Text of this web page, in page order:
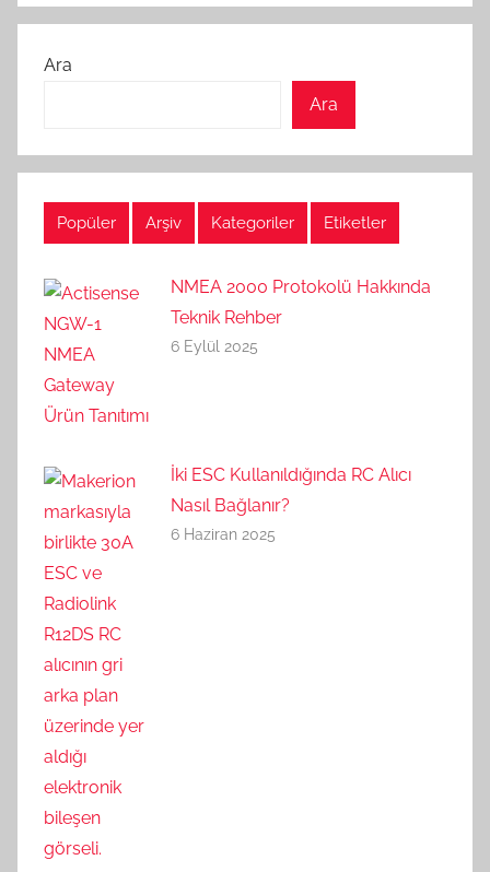
Ara
Ara
Popüler Arşiv Kategoriler Etiketler
NMEA 2000 Protokolü Hakkında
Teknik Rehber
6 Eylül 2025
İki ESC Kullanıldığında RC Alıcı
Nasıl Bağlanır?
6 Haziran 2025